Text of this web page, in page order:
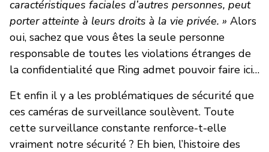
caractéristiques faciales d’autres personnes, peut
porter atteinte à leurs droits à la vie privée. » Alors
oui, sachez que vous êtes la seule personne
responsable de toutes les violations étranges de
la confidentialité que Ring admet pouvoir faire ici…
Et enfin il y a les problématiques de sécurité que
ces caméras de surveillance soulèvent. Toute
cette surveillance constante renforce-t-elle
vraiment notre sécurité ? Eh bien, l’histoire des